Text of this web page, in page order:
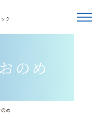
メニ
のめ
め